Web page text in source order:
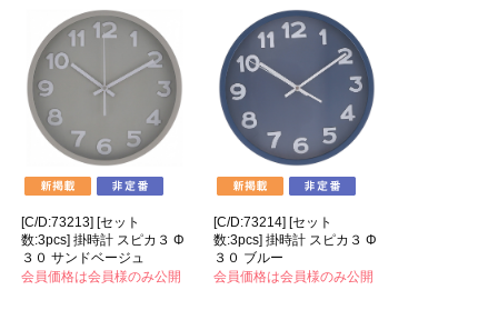
[C/D:73213] [セット
数:3pcs] 掛時計 スピカ３ Φ
３０ サンドベージュ
会員価格は会員様のみ公開
[C/D:73214] [セット
数:3pcs] 掛時計 スピカ３ Φ
３０ ブルー
会員価格は会員様のみ公開